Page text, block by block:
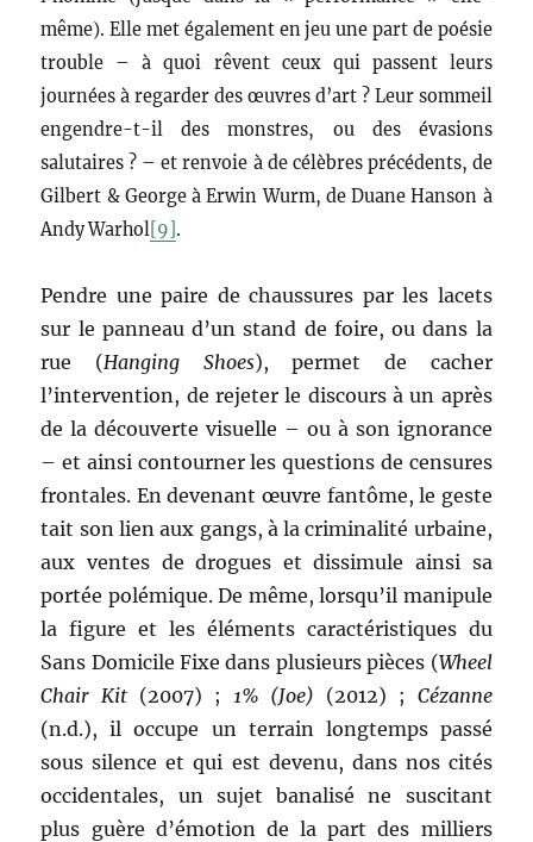
même). Elle met également en jeu une part de poésie
trouble – à quoi rêvent ceux qui passent leurs
journées à regarder des œuvres d’art ? Leur sommeil
engendre-t-il des monstres, ou des évasions
salutaires ? – et renvoie à de célèbres précédents, de
Gilbert & George à Erwin Wurm, de Duane Hanson à
Andy Warhol [9] .
Pendre une paire de chaussures par les lacets
sur le panneau d’un stand de foire, ou dans la
rue (Hanging Shoes), permet de cacher
l’intervention, de rejeter le discours à un après
de la découverte visuelle – ou à son ignorance
– et ainsi contourner les questions de censures
frontales. En devenant œuvre fantôme, le geste
tait son lien aux gangs, à la criminalité urbaine,
aux ventes de drogues et dissimule ainsi sa
portée polémique. De même, lorsqu’il manipule
la figure et les éléments caractéristiques du
Sans Domicile Fixe dans plusieurs pièces (Wheel
Chair Kit (2007) ; 1% (Joe) (2012) ; Cézanne
(n.d.), il occupe un terrain longtemps passé
sous silence et qui est devenu, dans nos cités
occidentales, un sujet banalisé ne suscitant
plus guère d’émotion de la part des milliers